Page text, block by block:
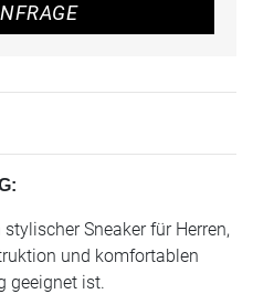
Sneaker für Herren,
und komfortablen
geeignet ist.